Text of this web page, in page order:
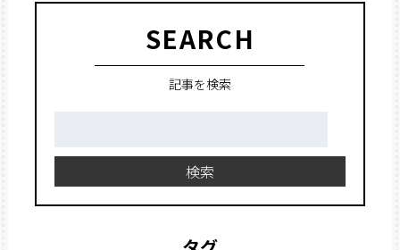
SEARCH
記事を検索
検索